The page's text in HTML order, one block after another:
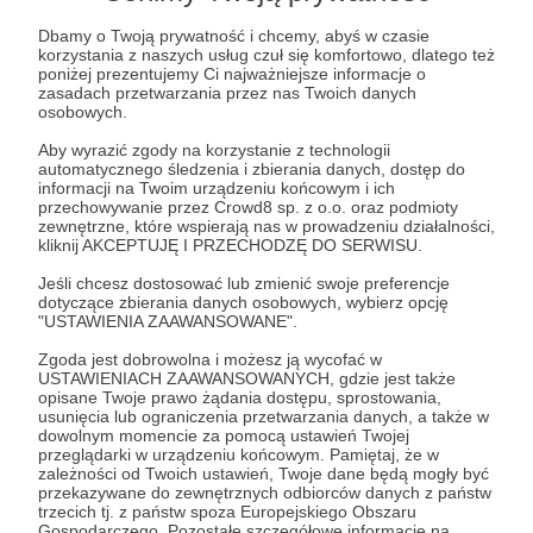
Dbamy o Twoją prywatność i chcemy, abyś w czasie
korzystania z naszych usług czuł się komfortowo, dlatego też
poniżej prezentujemy Ci najważniejsze informacje o
zasadach przetwarzania przez nas Twoich danych
osobowych.
Aby wyrazić zgody na korzystanie z technologii
automatycznego śledzenia i zbierania danych, dostęp do
informacji na Twoim urządzeniu końcowym i ich
przechowywanie przez Crowd8 sp. z o.o. oraz podmioty
zewnętrzne, które wspierają nas w prowadzeniu działalności,
kliknij AKCEPTUJĘ I PRZECHODZĘ DO SERWISU.
Jeśli chcesz dostosować lub zmienić swoje preferencje
dotyczące zbierania danych osobowych, wybierz opcję
"USTAWIENIA ZAAWANSOWANE".
Zgoda jest dobrowolna i możesz ją wycofać w
USTAWIENIACH ZAAWANSOWANYCH, gdzie jest także
opisane Twoje prawo żądania dostępu, sprostowania,
usunięcia lub ograniczenia przetwarzania danych, a także w
dowolnym momencie za pomocą ustawień Twojej
przeglądarki w urządzeniu końcowym. Pamiętaj, że w
zależności od Twoich ustawień, Twoje dane będą mogły być
przekazywane do zewnętrznych odbiorców danych z państw
trzecich tj. z państw spoza Europejskiego Obszaru
zostają - często sami. Samotni - prawie zawsze.
Każdy z naszych trzech Pienińskich Domów
Dziennego Pobytu to dla nich przejście przez
magiczne zwierciadło. Wejście do świata pełnego
innych, radosnych Seniorów i wiecznie
uśmiechniętych opiekunek.
Odwiedź nasze Social Media i zobacz, że to sama
prawda. Jednak by działać, potrzebujemy funduszy.
Dziękujemy, że możemy na Ciebie liczyć.
Patroni: 0
50 zł miesięcznie